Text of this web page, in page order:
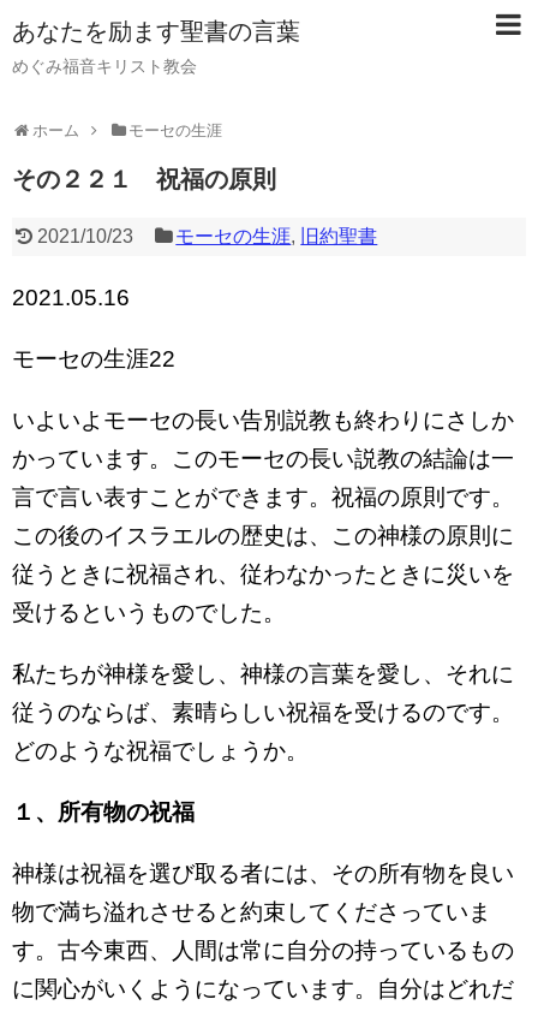
あなたを励ます聖書の言葉
めぐみ福音キリスト教会
ホーム モーセの生涯
その２２１ 祝福の原則
2021/10/23 モーセの生涯, 旧約聖書
2021.05.16
モーセの生涯22
いよいよモーセの長い告別説教も終わりにさしか
かっています。このモーセの長い説教の結論は一
言で言い表すことができます。祝福の原則です。
この後のイスラエルの歴史は、この神様の原則に
従うときに祝福され、従わなかったときに災いを
受けるというものでした。
私たちが神様を愛し、神様の言葉を愛し、それに
従うのならば、素晴らしい祝福を受けるのです。
どのような祝福でしょうか。
１、所有物の祝福
神様は祝福を選び取る者には、その所有物を良い
物で満ち溢れさせると約束してくださっていま
す。古今東西、人間は常に自分の持っているもの
に関心がいくようになっています。自分はどれだ